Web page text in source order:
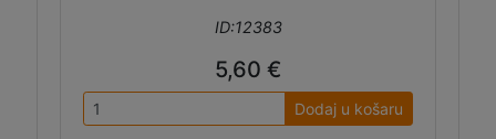
ID:12383
5,60 €
Dodaj u košaru